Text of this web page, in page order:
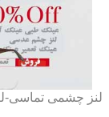
لنز چشمی تماسی-